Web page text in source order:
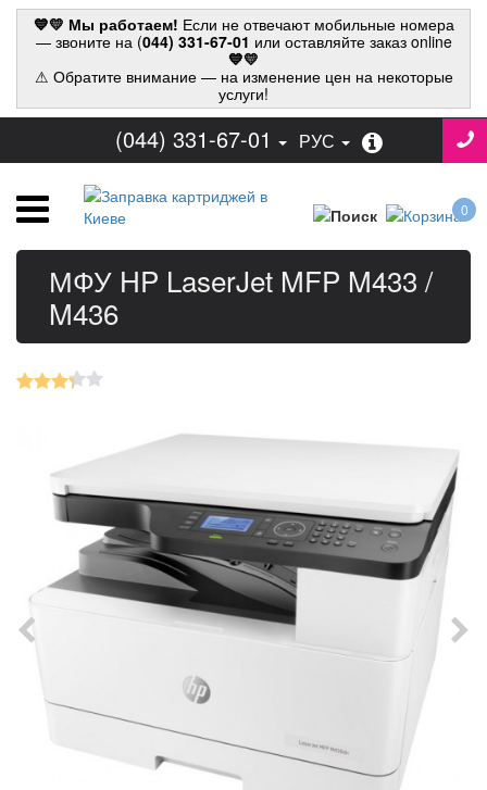
💙💛 Мы работаем! Если не отвечают мобильные номера
— звоните на (044) 331-67-01 или оставляйте заказ online
💙💛
⚠ Обратите внимание — на изменение цен на некоторые
услуги!
(044) 331-67-01 РУС
0
МФУ HP LaserJet MFP M433 /
M436